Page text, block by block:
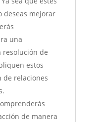
deseas mejorar
una
resolución de
estos
relaciones
de manera